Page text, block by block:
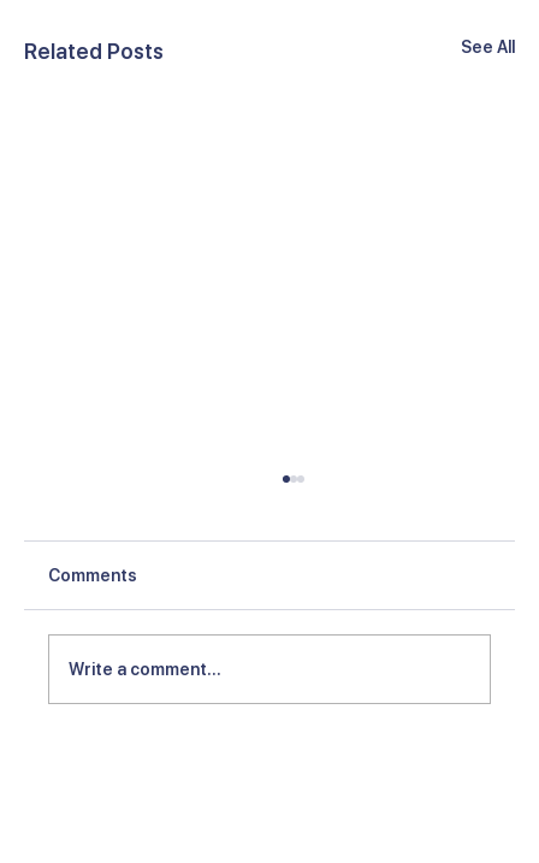
Related Posts See All
Comments
Write a comment...